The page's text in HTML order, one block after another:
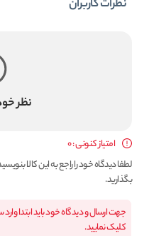
نظرات کاربران
نظر
امتیاز کنونی : 0
لطفا دیدگاه خود را راجع به این کالا
بگذارید.
جهت ارسال و دیدگاه خود باید ابتدا
کلیک نمایید.